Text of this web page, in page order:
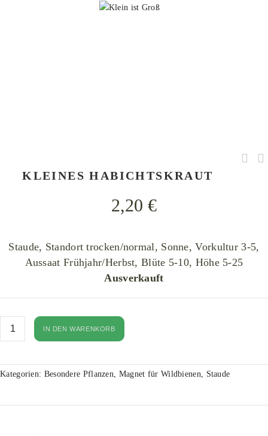
KLEINES HABICHTSKRAUT
2,20 €
Staude, Standort trocken/normal, Sonne, Vorkultur 3-5,
Aussaat Frühjahr/Herbst, Blüte 5-10, Höhe 5-25
Ausverkauft
IN DEN WARENKORB
Kategorien: Besondere Pflanzen, Magnet für Wildbienen, Staude